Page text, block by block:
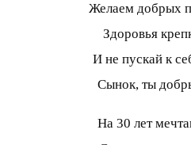
Желаем добрых
Здоровья
И не пускай к
Сынок, ты
На 30 лет